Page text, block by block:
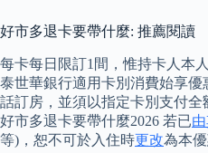
好市多退卡要帶什麼: 推薦閱讀
每卡每日限訂1間，惟持卡人本
泰世華銀行適用卡別消費始享
話訂房，並須以指定卡別支付全
好市多退卡要帶什麼2026 若已
等)，恕不可於入住時更改為本優